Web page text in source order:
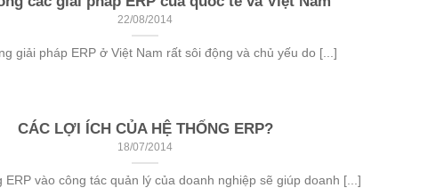
22/08/2014
giải pháp ERP ở Việt Nam rất sôi động và chủ yếu do [...]
CÁC LỢI ÍCH CỦA HỆ THỐNG ERP?
18/07/2014
ERP vào công tác quản lý của doanh nghiệp sẽ giúp doanh [...]